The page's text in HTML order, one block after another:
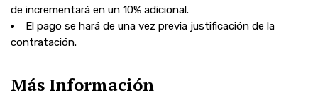
de incrementará en un 10% adicional.
El pago se hará de una vez previa justificación de la
contratación.
Más Información